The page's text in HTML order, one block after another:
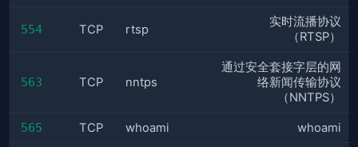
554 TCP rtsp
实时流播协议
（RTSP）
563 TCP nntps
通过安全套接字层的网
络新闻传输协议
（NNTPS）
565 TCP whoami whoami